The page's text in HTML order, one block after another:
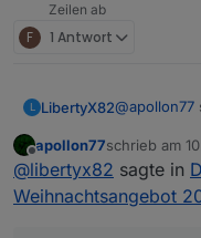
Zeilen ab
F 1 Antwort
L LibertyX82@apollon77
Du
muss
Stimmt
Offline
apollon77schrieb am
zuletzt
@libertyx82 sagte in
Weihnachtsangebot